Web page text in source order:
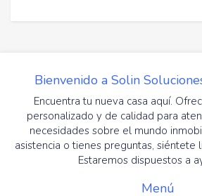
Bienvenido a Solin
Encuentra tu nueva casa aquí.
personalizado y de calidad para
necesidades sobre el mundo
asistencia o tienes preguntas, siéntete
Estaremos dispuestos a
Menú